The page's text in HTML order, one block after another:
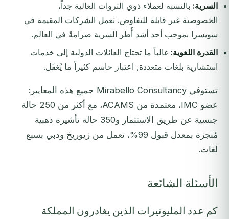
السرية: بالنسبة لعملاء ذوي الثروات العالية جداً،
الخصوصية غير قابلة للتفاوض. تعمل الشركات المقيمة في
سويسرا بموجب أحد أشد أُطر السرية صرامةً في العالم.
القدرة اللغوية: غالباً ما تحتاج العائلات الدولية إلى خدمات
استشارية بلغات متعددة, اعتبار حاسم كثيراً ما يُغفَل.
تستوفي Mirabello Consultancy جميع هذه المعايير:
عضو IMC، معتمدة من ACAMS، مع أكثر من 250 حالة
جنسية عن طريق الاستثمار و350 حالة تأشيرة ذهبية
مُنجزة بمعدل قبول 99%، تعمل من زيوريخ ودبي بسبع
لغات.
الأسئلة الشائعة
كم عدد المليونيرات الذين يغادرون المملكة